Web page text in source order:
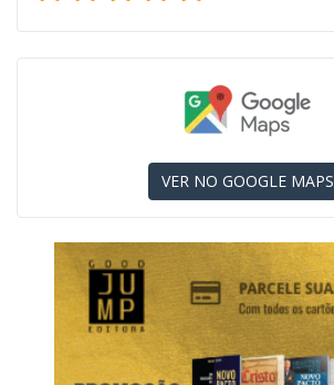
VER NO GOOGLE MAPS